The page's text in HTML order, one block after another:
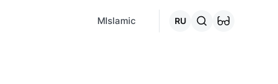
MIslamic RU